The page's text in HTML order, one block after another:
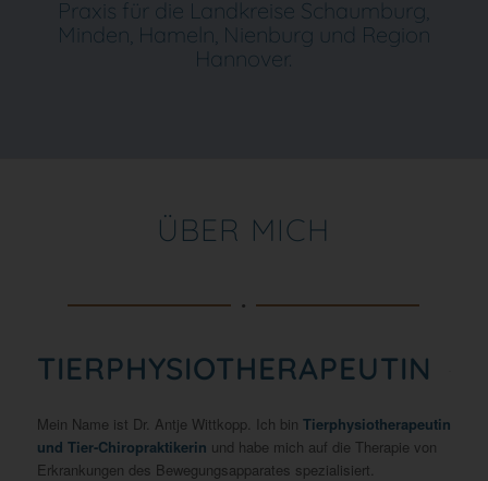
Praxis für die Landkreise Schaumburg,
Minden, Hameln, Nienburg und Region
Hannover.
ÜBER MICH
TIERPHYSIOTHERA­PEUTIN
Mein Name ist Dr. Antje Wittkopp. Ich bin Tierphysiotherapeutin
und Tier-Chiropraktikerin und habe mich auf die Therapie von
Erkrankungen des Bewegungsapparates spezialisiert.